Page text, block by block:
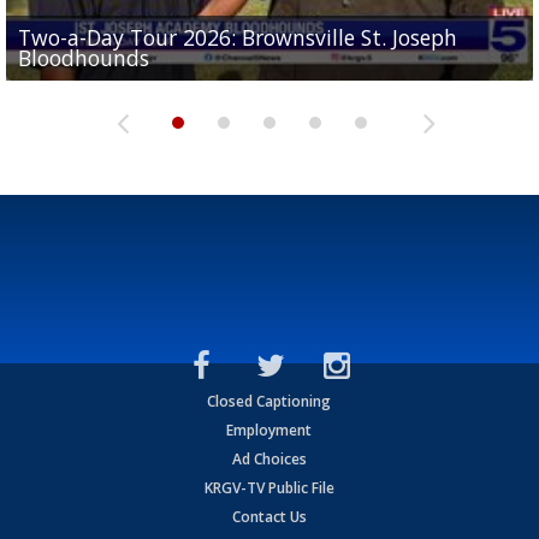
Two-a-Day Tour 2026: Brownsville St. Joseph
Bloodhounds
Two-a-Day Tour 2026: St. Joseph Academy
Bloodhounds
Two-a-Day Tour 2026: Sharyland Rattlers
Sit-down interview with UTRGV wide receiver
Tavian Cord
Two-a-Day Tour 2026: Raymondville Bearkats
Closed Captioning
Employment
Ad Choices
KRGV-TV Public File
Contact Us